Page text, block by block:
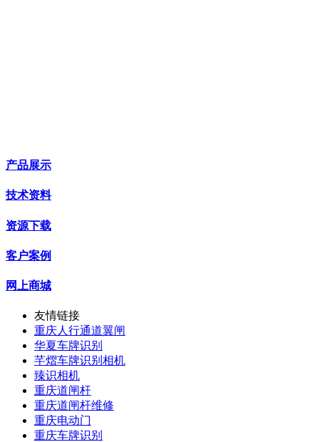
产品展示
技术资料
资源下载
客户案例
网上商城
友情链接
重庆人行通道翼闸
华夏车牌识别
芊熠车牌识别相机
臻识相机
重庆道闸杆
重庆道闸杆维修
重庆电动门
重庆车牌识别